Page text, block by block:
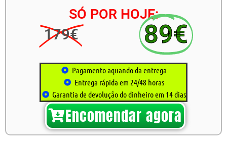
SÓ POR HOJE:
179€ 89€
Pagamento aquando da entrega
Entrega rápida em 24/48 horas
Garantia de devolução do dinheiro em 14 dias
Encomendar agora